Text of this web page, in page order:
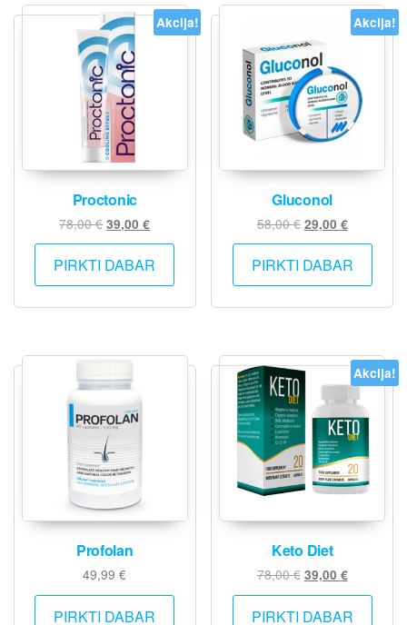
Akcija!
Proctonic
78,00€Original
price
was:
39,00€Current
price
is:
39,00 €.
PIRKTI DABAR
Akcija!
Gluconol
58,00€ Original
price
was:
29,00 €Current
price
is:
29,00 €.
PIRKTI DABAR
Profolan
49,99€
PIRKTI DABAR
Akcija!
Keto Diet
78,00€ Original
price
was:
39,00 €Current
price
is:
PIRKTI DABAR